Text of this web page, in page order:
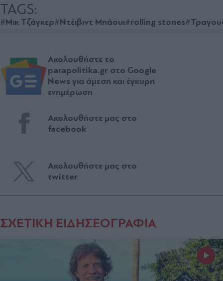
TAGS:
#Μικ Τζάγκερ#Ντέιβιντ Μπάουι#rolling stones
Ακολουθήστε το
parapolitika.gr στο Google
News για άμεση και έγκυρη
ενημέρωση
Ακολουθήστε μας στο
facebook
Ακολουθήστε μας στο
twitter
ΣΧΕΤΙΚΗ ΕΙΔΗΣΕΟΓΡΑΦΙΑ